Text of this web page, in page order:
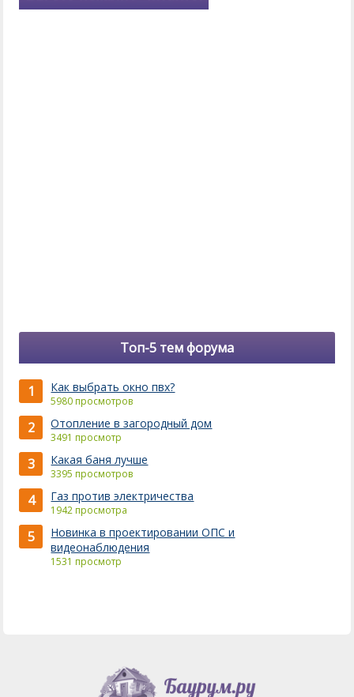
Топ-5 тем форума
1 Как выбрать окно пвх?
5980 просмотров
2 Отопление в загородный дом
3491 просмотр
3 Какая баня лучше
3395 просмотров
4 Газ против электричества
1942 просмотра
5
Новинка в проектировании ОПС и
видеонаблюдения
1531 просмотр